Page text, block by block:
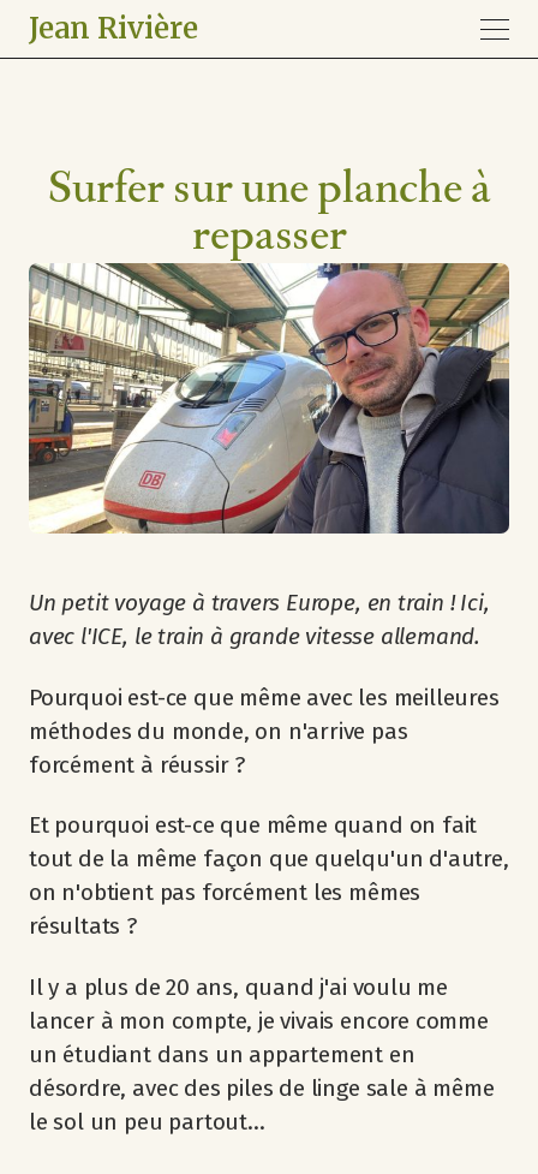
Jean Rivière
Surfer sur une planche à
repasser
Un petit voyage à travers Europe, en train ! Ici,
avec l'ICE, le train à grande vitesse allemand.
Pourquoi est-ce que même avec les meilleures
méthodes du monde, on n'arrive pas
forcément à réussir ?
Et pourquoi est-ce que même quand on fait
tout de la même façon que quelqu'un d'autre,
on n'obtient pas forcément les mêmes
résultats ?
Il y a plus de 20 ans, quand j'ai voulu me
lancer à mon compte, je vivais encore comme
un étudiant dans un appartement en
désordre, avec des piles de linge sale à même
le sol un peu partout...